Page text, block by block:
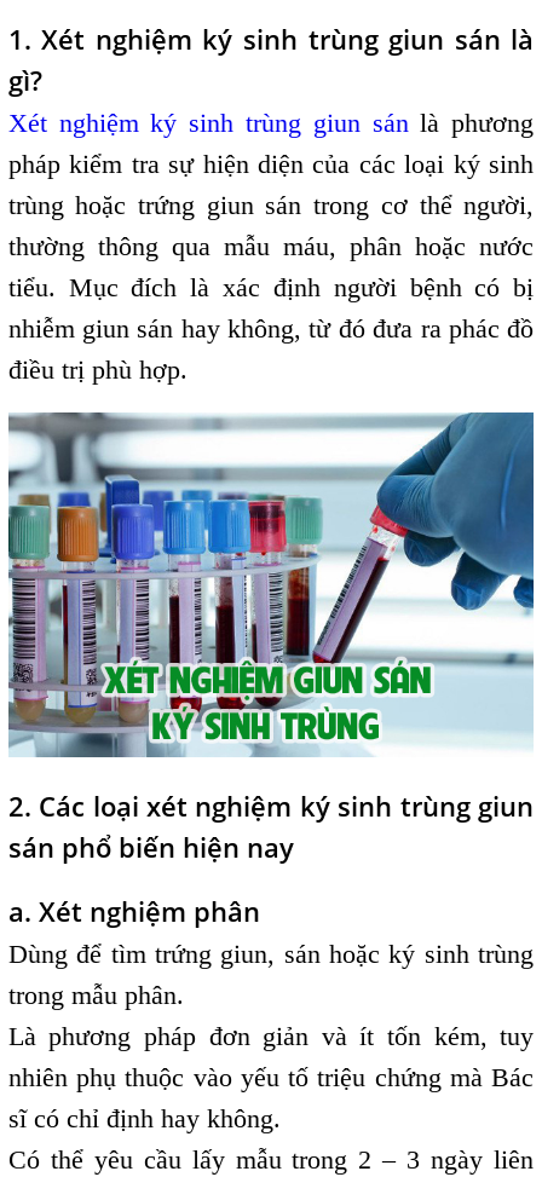
1. Xét nghiệm ký sinh trùng giun sán là
gì?
Xét nghiệm ký sinh trùng giun sánlà phương
pháp kiểm tra sự hiện diện của các loại ký sinh
trùng hoặc trứng giun sán trong cơ thể người,
thường thông qua mẫu máu, phân hoặc nước
tiểu. Mục đích là xác định người bệnh có bị
nhiễm giun sán hay không, từ đó đưa ra phác đồ
điều trị phù hợp.
2. Các loại xét nghiệm ký sinh trùng giun
sán phổ biến hiện nay
a. Xét nghiệm phân
Dùng để tìm trứng giun, sán hoặc ký sinh trùng
trong mẫu phân.
Là phương pháp đơn giản và ít tốn kém, tuy
nhiên phụ thuộc vào yếu tố triệu chứng mà Bác
sĩ có chỉ định hay không.
Có thể yêu cầu lấy mẫu trong 2 – 3 ngày liên